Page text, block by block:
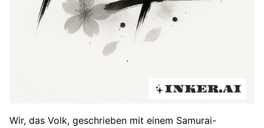
Wir, das Volk, geschrieben mit einem Samurai-